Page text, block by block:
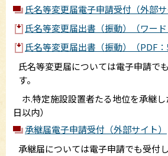
氏名等変更届電子申請受付（外部サ
氏名等変更届出書（振動）（ワード
氏名等変更届出書（振動）（PDF：
氏名等変更届については電子申請で
す。
ホ.特定施設設置者たる地位を承継
日以内）
承継届電子申請受付（外部サイト）
承継届については電子申請でも受付し